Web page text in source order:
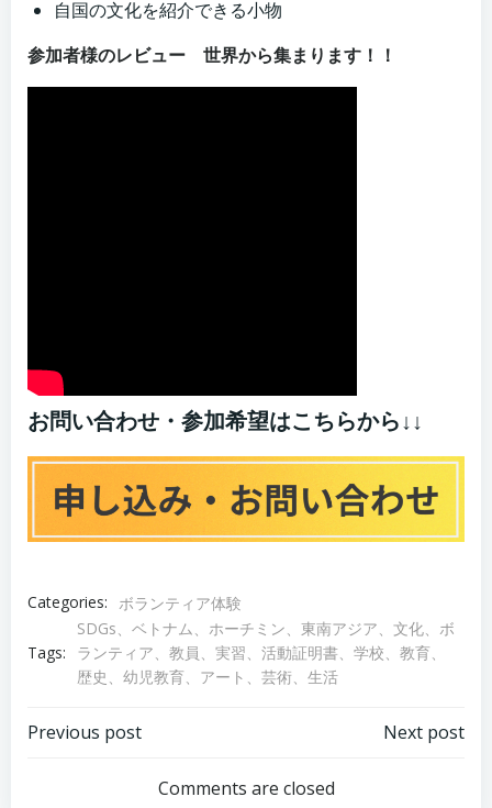
自国の文化を紹介できる小物
参加者様のレビュー 世界から集まります！！
お問い合わせ・参加希望はこちらから↓↓
Categories: ボランティア体験
Tags:
SDGs、ベトナム、ホーチミン、東南アジア、文化、ボ
ランティア、教員、実習、活動証明書、学校、教育、
歴史、幼児教育、アート、芸術、生活
Post
Previous post Next post
Comments are closed